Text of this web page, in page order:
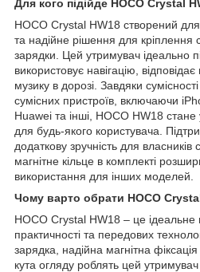
Для кого підійде HOCO Crystal
HOCO Crystal HW18 створений для
та надійне рішення для
зарядки. Цей утримувач ідеально
використовує навігацію,
музику в дорозі. Завдяки
сумісних пристроїв, включаючи
Huawei та інші, HOCO HW18
для будь-якого користувача.
додаткову зручність для власників
магнітне кільце в комплекті
використання для інших моделей.
Чому варто обрати HOCO
HOCO Crystal HW18 – це ідеальне
практичності та передових
зарядка, надійна магнітна
кута огляду роблять цей